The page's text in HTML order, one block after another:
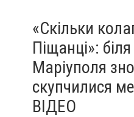
«Скільки
Піщанці»:
Маріуполя
скупчилися
ВІДЕО